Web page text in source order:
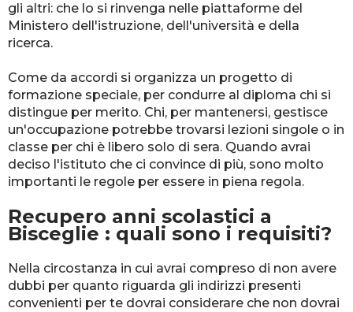
gli altri: che lo si rinvenga nelle piattaforme del
Ministero dell'istruzione, dell'università e della
ricerca.
Come da accordi si organizza un progetto di
formazione speciale, per condurre al diploma chi si
distingue per merito. Chi, per mantenersi, gestisce
un'occupazione potrebbe trovarsi lezioni singole o in
classe per chi è libero solo di sera. Quando avrai
deciso l'istituto che ci convince di più, sono molto
importanti le regole per essere in piena regola.
Recupero anni scolastici a
Bisceglie : quali sono i requisiti?
Nella circostanza in cui avrai compreso di non avere
dubbi per quanto riguarda gli indirizzi presenti
convenienti per te dovrai considerare che non dovrai